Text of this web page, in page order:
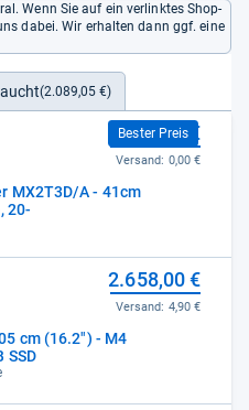
Wenn Sie auf ein verlinktes Shop-
dabei. Wir erhalten dann ggf. eine
(2.089,05 €)
MX2T3D/A - 41cm
20-
Bester Preis
2.499,00 €
Versand: 0,00 €
cm (16.2") - M4
SSD
2.658,00 €
Versand: 4,90 €